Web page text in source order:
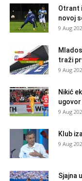
Otrant
novoj
9 Aug
traži
9 Aug
Nikić
9 Aug
Klub
9 Aug
Sjajna